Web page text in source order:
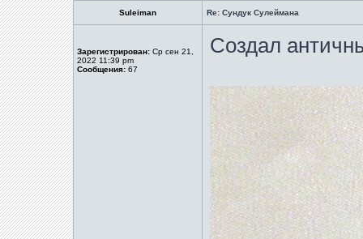
Suleiman Re: Сундук Сулеймана
Зарегистрирован: Ср сен 21,
2022 11:39 pm
Сообщения: 67
Создал